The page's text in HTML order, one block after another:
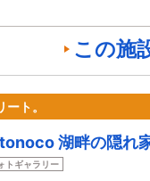
この施
ト。
湖畔の隠れ
トギャラリー